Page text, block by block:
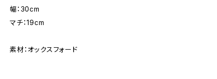
幅：30cm
マチ：19cm
素材：オックスフォード